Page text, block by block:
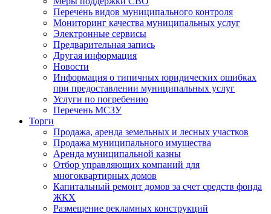
Перечень видов муниципального контроля
Мониторинг качества муниципальных услуг
Электронные сервисы
Предварительная запись
Другая информация
Новости
Информация о типичных юридических ошибках
при предоставлении муниципальных услуг
Услуги по погребению
Перечень МСЗУ
Торги
Продажа, аренда земельных и лесных участков
Продажа муниципального имущества
Аренда муниципальной казны
Отбор управляющих компаний для
многоквартирных домов
Капитальный ремонт домов за счет средств фонда
ЖКХ
Размещение рекламных конструкций